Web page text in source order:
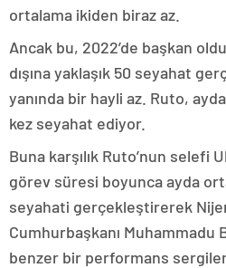
ortalama ikiden biraz az.
Ancak bu, 2022’de başkan
dışına yaklaşık 50 seyahat
yanında bir hayli az. Ruto,
kez seyahat ediyor.
Buna karşılık Ruto’nun selefi
görev süresi boyunca ayda
seyahati gerçekleştirerek
Cumhurbaşkanı Muhammadu
benzer bir performans